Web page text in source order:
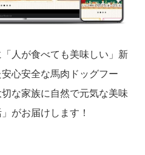
人が食べても美味しい」新
心安全な馬肉ドッグフー
な家族に自然で元気な美味
がお届けします！